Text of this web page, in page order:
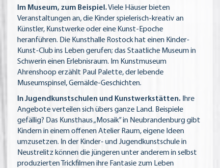
Im Museum, zum Beispiel.Viele Häuser bieten
Veranstaltungen an, die Kinder spielerisch-kreativ an
Künstler, Kunstwerke oder eine Kunst-Epoche
heranführen. Die Kunsthalle Rostock hat einen Kinder-
Kunst-Club ins Leben gerufen; das Staatliche Museum in
Schwerin einen Erlebnisraum. Im Kunstmuseum
Ahrenshoop erzählt Paul Palette, der lebende
Museumspinsel, Gemälde-Geschichten.
In Jugendkunstschulen und Kunstwerkstätten.
Ihre
Angebote verteilen sich übers ganze Land. Beispiele
gefällig? Das Kunsthaus „Mosaik” in Neubrandenburg gibt
Kindern in einem offenen Atelier Raum, eigene Ideen
umzusetzen. In der Kinder- und Jugendkunstschule in
Neustrelitz können die jüngeren unter anderem in selbst
produzierten Trickfilmen ihre Fantasie zum Leben